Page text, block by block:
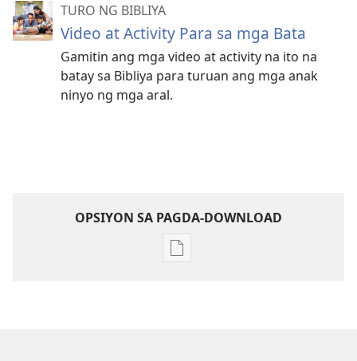
TURO NG BIBLIYA
Video at Activity Para sa mga Bata
Gamitin ang mga video at activity na ito na
batay sa Bibliya para turuan ang mga anak
ninyo ng mga aral.
OPSIYON SA PAGDA-DOWNLOAD
Opsiyon